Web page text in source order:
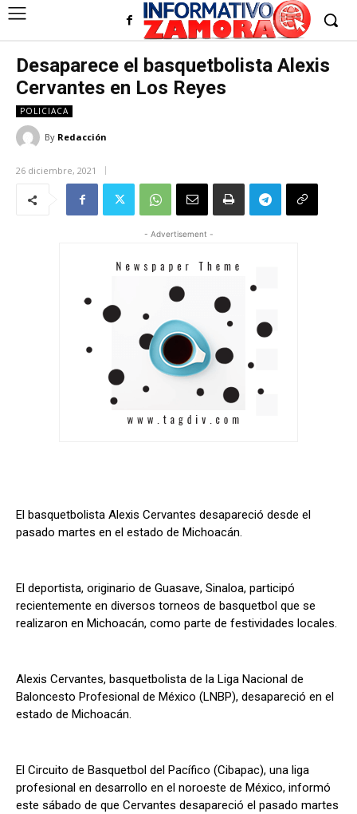
Desaparece el basquetbolista Alexis
Cervantes en Los Reyes
POLICIACA
By Redacción
26 diciembre, 2021
- Advertisement -
El basquetbolista Alexis Cervantes desapareció desde el
pasado martes en el estado de Michoacán.
El deportista, originario de Guasave, Sinaloa, participó
recientemente en diversos torneos de basquetbol que se
realizaron en Michoacán, como parte de festividades locales.
Alexis Cervantes, basquetbolista de la Liga Nacional de
Baloncesto Profesional de México (LNBP), desapareció en el
estado de Michoacán.
El Circuito de Basquetbol del Pacífico (Cibapac), una liga
profesional en desarrollo en el noroeste de México, informó
este sábado de que Cervantes desapareció el pasado martes